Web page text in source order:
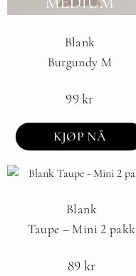
Blank
Burgundy M
99kr
KJØP NÅ
Blank
Taupe – Mini 2 pakk
89 kr